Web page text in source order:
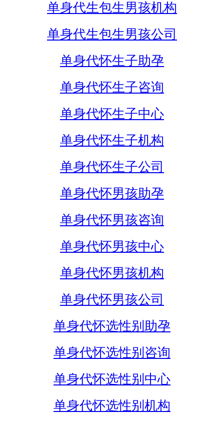
单身代生包生男孩机构
单身代生包生男孩公司
单身代怀生子助孕
单身代怀生子咨询
单身代怀生子中心
单身代怀生子机构
单身代怀生子公司
单身代怀男孩助孕
单身代怀男孩咨询
单身代怀男孩中心
单身代怀男孩机构
单身代怀男孩公司
单身代怀选性别助孕
单身代怀选性别咨询
单身代怀选性别中心
单身代怀选性别机构